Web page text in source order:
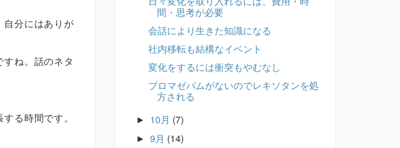
自分にはありが
ね。話のネタ
る時間です。
間・思考が必要
会話により生きた知識になる
社内移転も結構なイベント
変化をするには衝突もやむなし
ブロマゼパムがないのでレキソタンを処
方される
► 10月 (7)
► 9月 (14)